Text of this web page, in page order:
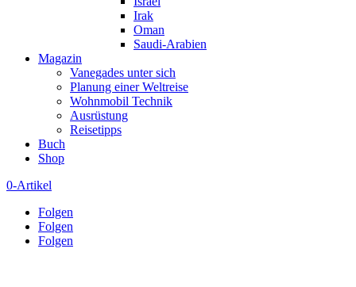
Irak
Oman
Saudi-Arabien
Magazin
Vanegades unter sich
Planung einer Weltreise
Wohnmobil Technik
Ausrüstung
Reisetipps
Buch
Shop
0-Artikel
Folgen
Folgen
Folgen